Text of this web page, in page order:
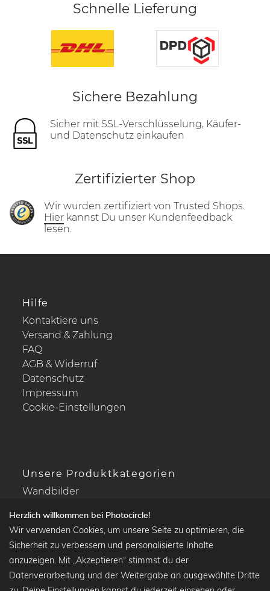
Schnelle Lieferung
Sichere Bezahlung
Sicher mit SSL-Verschlüsselung, Käufer-
und Datenschutz einkaufen
Zertifizierter Shop
Wir wurden zertifiziert von Trusted Shops.
Hier kannst Du unser Kundenfeedback
lesen.
Hilfe
Kontaktiere uns
Versand & Zahlung
FAQ
AGB & Widerruf
Datenschutz
Impressum
Cookie-Einstellungen
Unsere Produktkategorien
Wandbilder
Kalender
Beliebte Kollektionen
Herzlich willkommen bei Photocircle!
Wir verwenden Cookies, um unsere Seite zu optimieren, die
Sicherheit zu verbessern und personalisierte Inhalte
anzuzeigen. Mit „Akzeptieren“ stimmst du der
Datenverarbeitung und der Weitergabe an ausgewählte Dritte